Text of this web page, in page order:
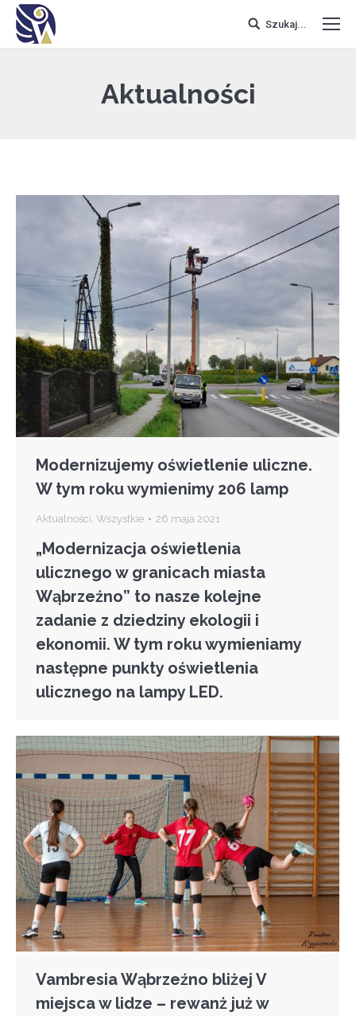
Szukaj...
Aktualności
Modernizujemy oświetlenie uliczne.
W tym roku wymienimy 206 lamp
Aktualności, Wszystkie 26 maja 2021
„Modernizacja oświetlenia
ulicznego w granicach miasta
Wąbrzeźno” to nasze kolejne
zadanie z dziedziny ekologii i
ekonomii. W tym roku wymieniamy
następne punkty oświetlenia
ulicznego na lampy LED.
Vambresia Wąbrzeźno bliżej V
miejsca w lidze – rewanż już w